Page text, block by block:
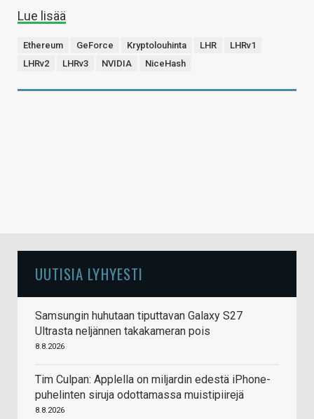
Lue lisää
Ethereum GeForce Kryptolouhinta LHR
LHRv1
LHRv2
LHRv3 NVIDIA NiceHash
UUTISIA LYHYESTI
Samsungin huhutaan tiputtavan Galaxy S27
Ultrasta neljännen takakameran pois
8.8.2026
Tim Culpan: Applella on miljardin edestä iPhone-
puhelinten siruja odottamassa muistipiirejä
8.8.2026